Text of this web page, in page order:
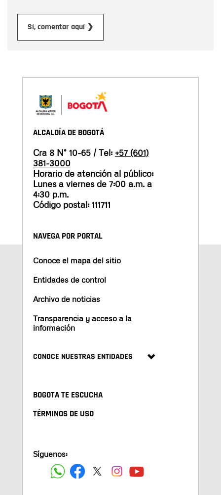
Sí, comentar aquí ❯
ALCALDÍA DE BOGOTÁ
Cra 8 N° 10-65 / Tel: +57 (601)
381-3000
Horario de atención al público:
Lunes a viernes de 7:00 a.m. a
4:30 p.m.
Código postal: 111711
NAVEGA POR PORTAL
Conoce el mapa del sitio
Entidades de control
Archivo de noticias
Transparencia y acceso a la
información
CONOCE NUESTRAS ENTIDADES
BOGOTA TE ESCUCHA
TÉRMINOS DE USO
Síguenos: